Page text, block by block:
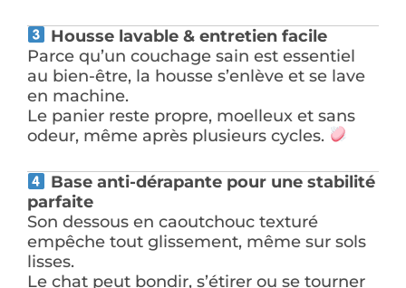
Housse lavable & entretien facile
Parce qu’un couchage sain est essentiel
au bien-être, la housse s’enlève et se lave
en machine.
Le panier reste propre, moelleux et sans
odeur, même après plusieurs cycles.
Base anti-dérapante pour une stabilité
parfaite
Son dessous en caoutchouc texturé
empêche tout glissement, même sur sols
lisses.
Le chat peut bondir, s’étirer ou se tourner